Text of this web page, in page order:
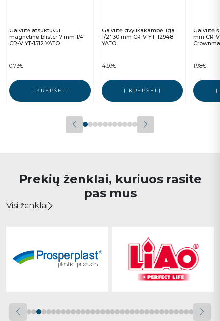
Galvutė atsuktuvui
magnetinė blister 7 mm 1/4″
CR-V YT-1512 YATO
0.73€
Į KREPŠELĮ
Galvutė dvylikakampė ilga
1/2″ 30 mm CR-V YT-12948
YATO
4.99€
Į KREPŠELĮ
Galvutė
mm CR-
1.98€
Į
Prekių ženklai, kuriuos rasite
pas mus
Visi ženklai